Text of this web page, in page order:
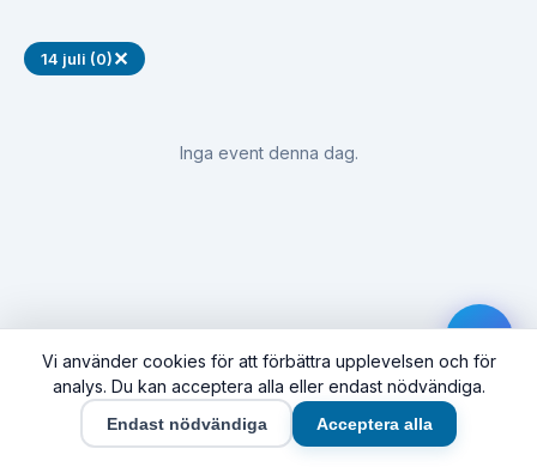
14 juli (0)✕
Inga event denna dag.
Vi använder cookies för att förbättra upplevelsen och för
analys. Du kan acceptera alla eller endast nödvändiga.
Endast nödvändiga Acceptera alla
Hem Synas här Företag